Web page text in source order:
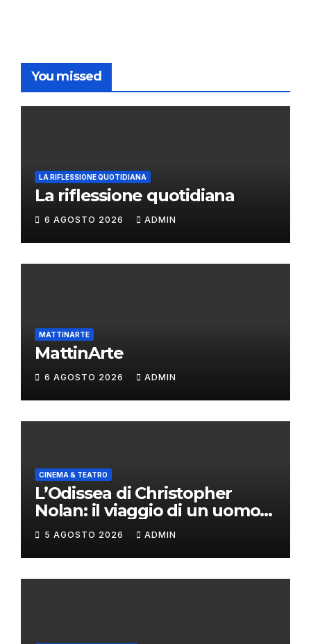
You missed
LA RIFLESSIONE QUOTIDIANA
La riflessione quotidiana
6 AGOSTO 2026 ADMIN
MATTINARTE
MattinArte
6 AGOSTO 2026 ADMIN
CINEMA & TEATRO
L’Odissea di Christopher
Nolan: il viaggio di un uomo
oltre il mito
5 AGOSTO 2026 ADMIN